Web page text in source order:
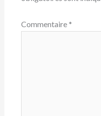
Commentaire *